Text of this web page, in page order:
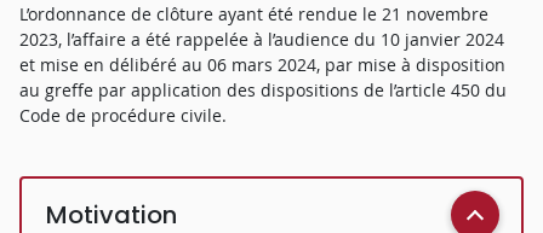
L’ordonnance de clôture ayant été rendue le 21 novembre
2023, l’affaire a été rappelée à l’audience du 10 janvier 2024
et mise en délibéré au 06 mars 2024, par mise à disposition
au greffe par application des dispositions de l’article 450 du
Code de procédure civile.
Motivation